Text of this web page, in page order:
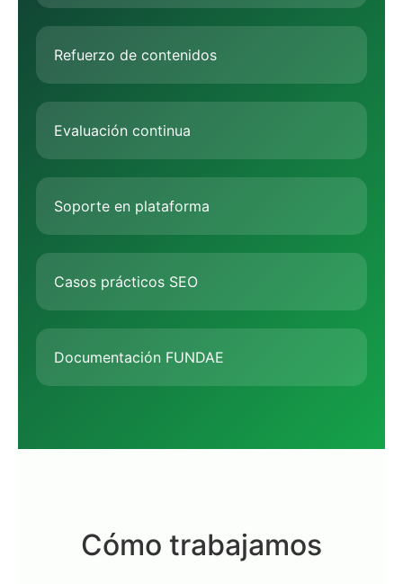
Refuerzo de contenidos
Evaluación continua
Soporte en plataforma
Casos prácticos SEO
Documentación FUNDAE
Cómo trabajamos